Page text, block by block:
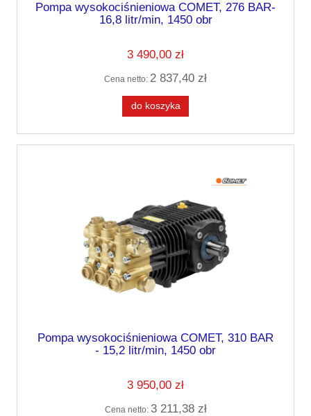
Pompa wysokociśnieniowa COMET, 276 BAR-
16,8 litr/min, 1450 obr
3 490,00 zł
Cena netto: 2 837,40 zł
do koszyka
Pompa wysokociśnieniowa COMET, 310 BAR
- 15,2 litr/min, 1450 obr
3 950,00 zł
Cena netto: 3 211,38 zł